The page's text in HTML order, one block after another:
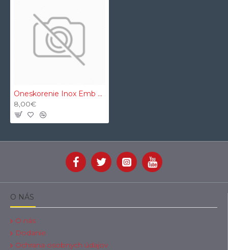
Oneskorenie Inox Emb Led modré F19 ON-OFF 1NO1NC Terminal Solder
8,00€
O NÁS
O nás
Dodanie
Ochrana osobnych údajov